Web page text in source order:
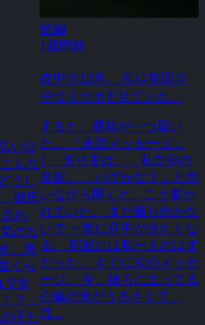
い公
んな
うし
彼氏
わ
のな
、急
くら
少女
？」
子た
短編
1週間前
夜中の12時。 私は布団の
中でスマホを見ていた。
すると、通知が一つ届い
た。 「未読メッセージ：
1」 送り主は……私自身の
名前。 「バグかな？」と思
いながら開くと、こう書か
れていた。 まだ振り向かな
いで 一気に背中が冷たくな
る。 部屋には私一人のはず
だった。 すぐに次のメッセ
ージ。 今、後ろに立ってる
心臓の音がうるさくて、
耳...